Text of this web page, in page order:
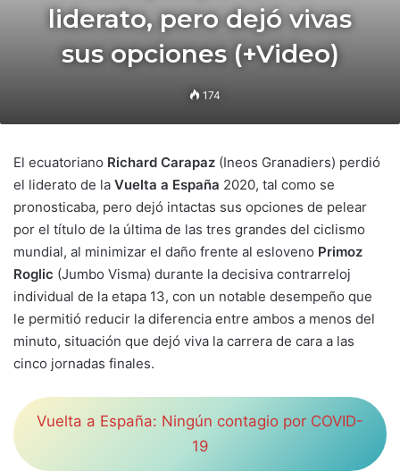
liderato, pero dejó vivas
sus opciones (+Video)
174
El ecuatoriano Richard Carapaz (Ineos Granadiers) perdió
el liderato de la Vuelta a España 2020, tal como se
pronosticaba, pero dejó intactas sus opciones de pelear
por el título de la última de las tres grandes del ciclismo
mundial, al minimizar el daño frente al esloveno Primoz
Roglic (Jumbo Visma) durante la decisiva contrarreloj
individual de la etapa 13, con un notable desempeño que
le permitió reducir la diferencia entre ambos a menos del
minuto, situación que dejó viva la carrera de cara a las
cinco jornadas finales.
Vuelta a España: Ningún contagio por COVID-
19